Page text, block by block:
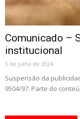
Comunicado –
institucional
5 de julho de 2024
Suspensão da
9504/97. Parte do